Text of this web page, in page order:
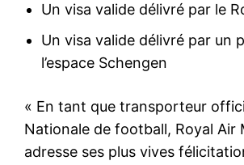
Un visa valide délivré par le
Un visa valide délivré par un
l’espace Schengen
« En tant que transporteur
Nationale de football, Royal Air
adresse ses plus vives